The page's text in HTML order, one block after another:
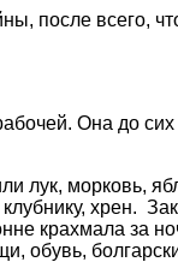
после всего,
Она до сих
лук, морковь,
хрен.
крахмала за
обувь,